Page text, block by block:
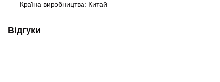
Країна виробництва: Китай
Відгуки